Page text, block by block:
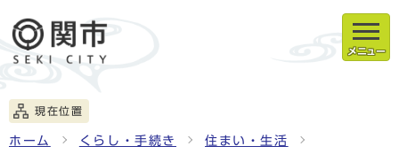
メニュー
現在位置
ホーム くらし・手続き 住まい・生活